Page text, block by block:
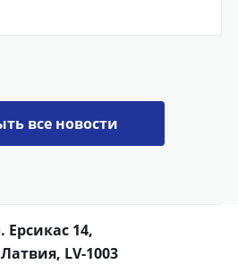
все новости
Ерсикас 14,
LV-1003